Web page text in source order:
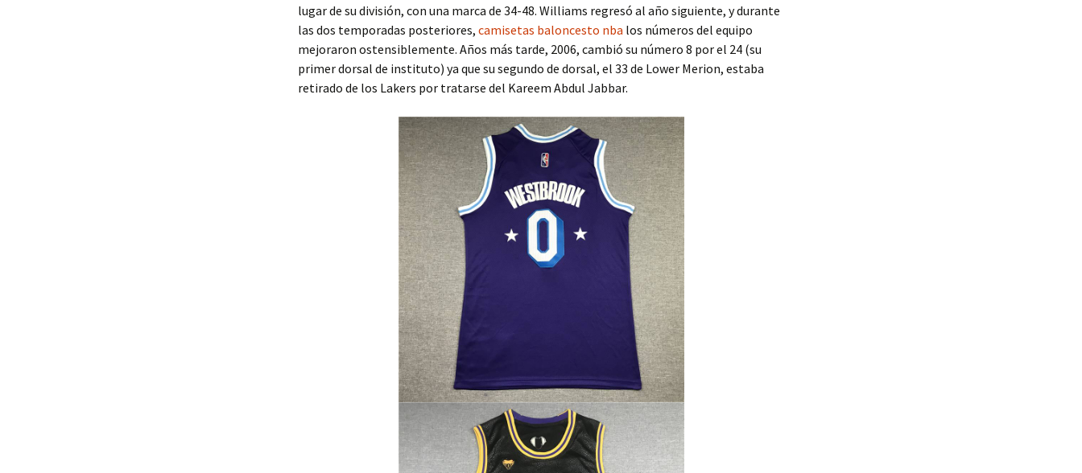
lugar de su división, con una marca de 34-48. Williams regresó al año siguiente, y durante
las dos temporadas posteriores, camisetas baloncesto nba los números del equipo
mejoraron ostensiblemente. Años más tarde, 2006, cambió su número 8 por el 24 (su
primer dorsal de instituto) ya que su segundo de dorsal, el 33 de Lower Merion, estaba
retirado de los Lakers por tratarse del Kareem Abdul Jabbar.